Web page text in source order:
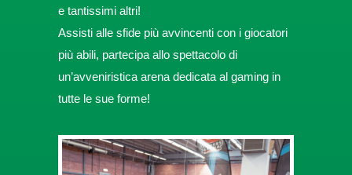
e tantissimi altri!
Assisti alle sfide più avvincenti con i giocatori
più abili, partecipa allo spettacolo di
un’avveniristica arena dedicata al gaming in
tutte le sue forme!